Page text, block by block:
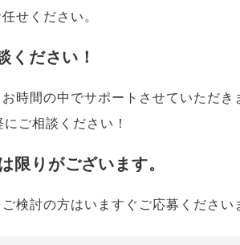
せください。
ください！
時間の中でサポートさせていただき
ご相談ください！
限りがございます。
検討の方はいますぐご応募ください